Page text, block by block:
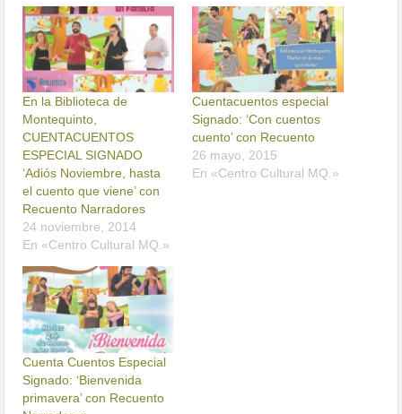
En la Biblioteca de
Montequinto,
CUENTACUENTOS
ESPECIAL SIGNADO
‘Adiós Noviembre, hasta
el cuento que viene’ con
Recuento Narradores
24 noviembre, 2014
En «Centro Cultural MQ.»
Cuentacuentos especial
Signado: ‘Con cuentos
cuento’ con Recuento
26 mayo, 2015
En «Centro Cultural MQ.»
Cuenta Cuentos Especial
Signado: ‘Bienvenida
primavera’ con Recuento